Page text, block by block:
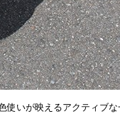
使いが映えるアクティブ